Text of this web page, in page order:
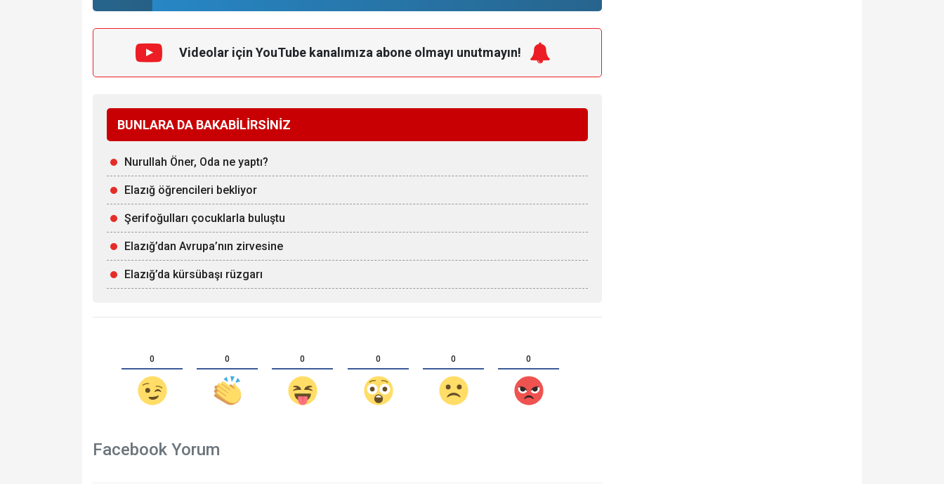
Videolar için YouTube kanalımıza abone olmayı unutmayın!
BUNLARA DA BAKABİLİRSİNİZ
Nurullah Öner, Oda ne yaptı?
Elazığ öğrencileri bekliyor
Şerifoğulları çocuklarla buluştu
Elazığ’dan Avrupa’nın zirvesine
Elazığ’da kürsübaşı rüzgarı
0 0 0 0 0 0
Facebook Yorum